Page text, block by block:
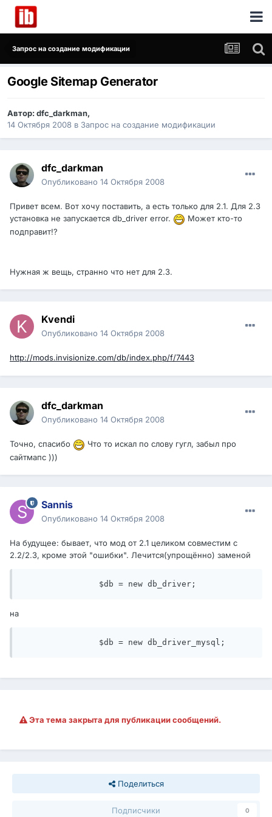
Запрос на создание модификации
Google Sitemap Generator
Автор:dfc_darkman,
14 Октября 2008 в Запрос на создание модификации
dfc_darkman
Опубликовано 14 Октября 2008
Привет всем. Вот хочу поставить, а есть только для 2.1. Для 2.3
установка не запускается db_driver error.
Может кто-то
подправит!?
Нужная ж вещь, странно что нет для 2.3.
Kvendi
Опубликовано 14 Октября 2008
http://mods.invisionize.com/db/index.php/f/7443
dfc_darkman
Опубликовано 14 Октября 2008
Точно, спасибо
Что то искал по слову гугл, забыл про
сайтмапс )))
Sannis
Опубликовано 14 Октября 2008
На будущее: бывает, что мод от 2.1 целиком совместим с
2.2/2.3, кроме этой "ошибки". Лечится(упрощённо) заменой
		$db = new db_driver;
на
		$db = new db_driver_mysql;
Эта тема закрыта для публикации сообщений.
Поделиться
Подписчики 0